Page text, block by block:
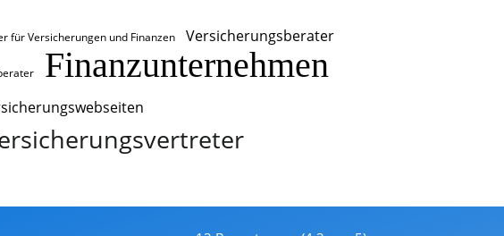
für Versicherungen und Finanzen
Versicherungsberater
Finanzunternehmen